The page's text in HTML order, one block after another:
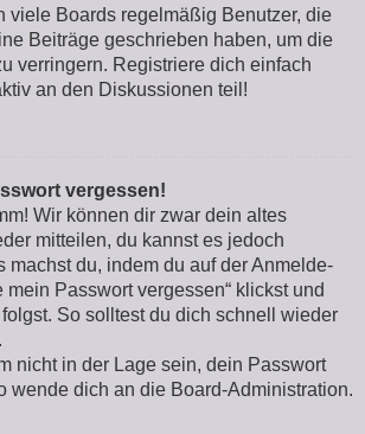
viele Boards regelmäßig Benutzer, die
Beiträge geschrieben haben, um die
verringern. Registriere dich einfach
an den Diskussionen teil!
vergessen!
Wir können dir zwar dein altes
mitteilen, du kannst es jedoch
machst du, indem du auf der Anmelde-
mein Passwort vergessen“ klickst und
So solltest du dich schnell wieder
nicht in der Lage sein, dein Passwort
wende dich an die Board-Administration.